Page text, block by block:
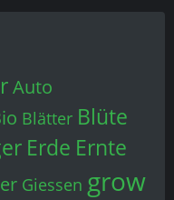
Auto
Blätter Blüte
Erde Ernte
Giessen grow